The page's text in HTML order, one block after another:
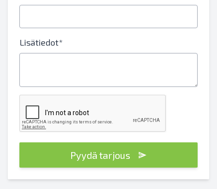
Lisätiedot*
Pyydä tarjous